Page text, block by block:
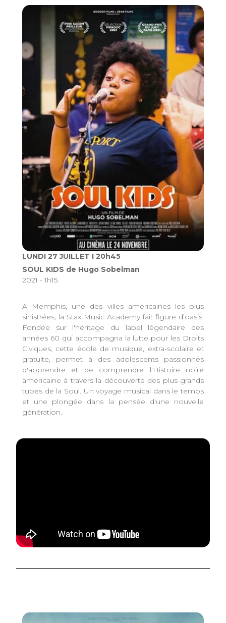
LUNDI 27 JUILLET I 20h45
SOUL KIDS de Hugo Sobelman
2021 - 1h15
A Memphis, une des villes américaines les plus
sinistrées, la Stax Music Academy fait figure d’oasis.
Fondée sur l'héritage du label légendaire des
années 60 qui accompagna la lutte pour les Droits
Civiques, cette école de musique, extra-scolaire et
gratuite, permet à des adolescents passionnés
d'apprendre et de comprendre l'Histoire noire
américaine à travers la découverte des plus grands
tubes de la Soul. Un voyage musical dans le temps
et une plongée dans la pensée d'une nouvelle
génération.